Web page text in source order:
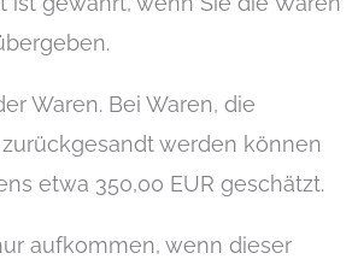
Waren. Bei Waren, die
werden können
etwa 350,00 EUR geschätzt.
aufkommen, wenn dieser